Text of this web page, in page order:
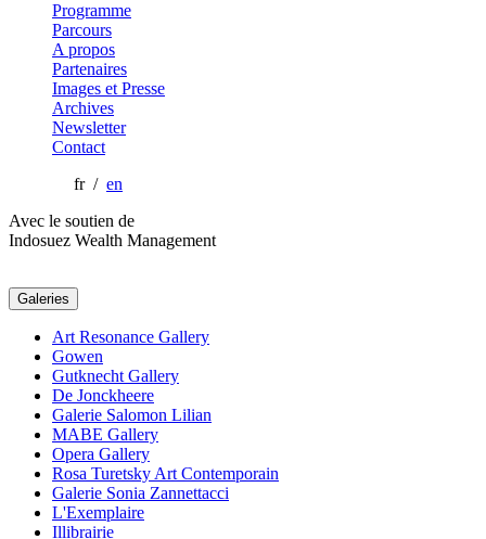
Programme
Parcours
A propos
Partenaires
Images et Presse
Archives
Newsletter
Contact
fr / en
Avec le soutien de
Indosuez Wealth Management
Galeries
Art Resonance Gallery
Gowen
Gutknecht Gallery
De Jonckheere
Galerie Salomon Lilian
MABE Gallery
Opera Gallery
Rosa Turetsky Art Contemporain
Galerie Sonia Zannettacci
L'Exemplaire
Illibrairie